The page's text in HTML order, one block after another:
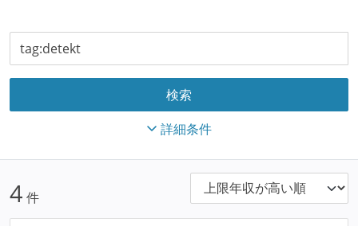
詳細条件
4 件